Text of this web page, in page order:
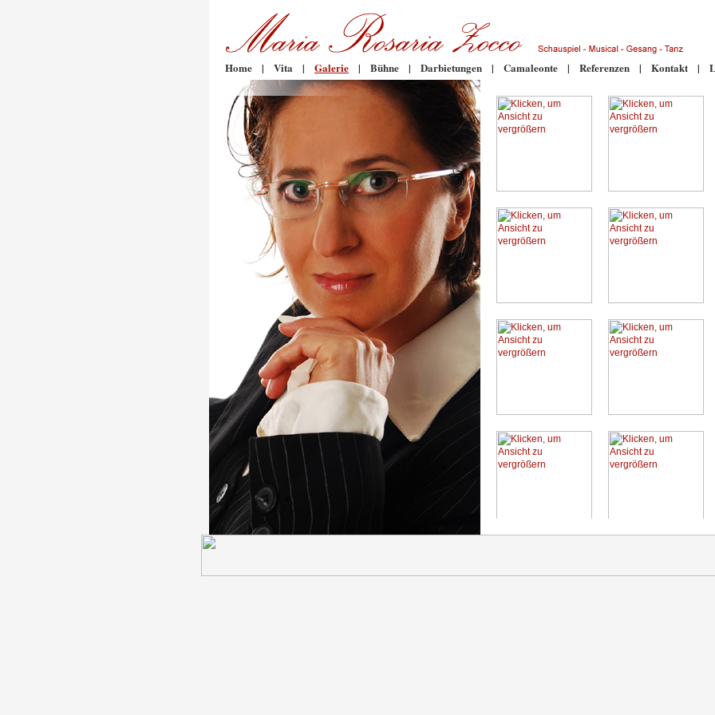
Home | Vita | Galerie | Bühne | Darbietungen | Camaleonte | Referenzen | Kontakt |